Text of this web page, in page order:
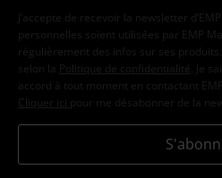
J’accepte de recevoir la newsletter
personnelles soient utilisées par EMP
régulièrement des infos sur ses
selon la
Politique de confidentialité . Je
accord à tout moment en contactant
Cliquer ici pour me désabonner de la